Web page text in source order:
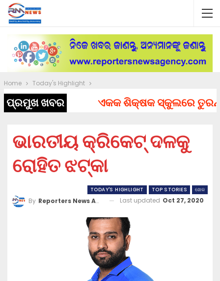
Home Today's Highlight
ପ୍ରମୁଖ ଖବର ଏକକ ଶିକ୍ଷକ ସ୍କୁଲରେ ତୁରନ୍ତ
ଭାରତୀୟ କ୍ରିକେଟ୍ ଦଳକୁ
ରୋହିତ ଝଟ୍‌କା
TODAY'S HIGHLIGHT TOP STORIES ଖେଳ
By Reporters News Agency Last updated Oct 27, 2020